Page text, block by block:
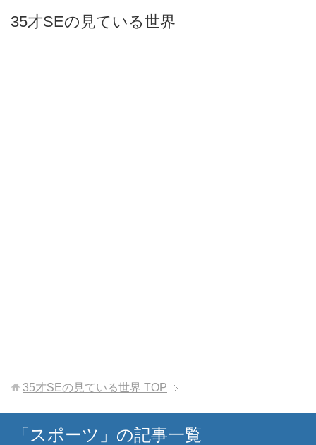
35才SEの見ている世界
35才SEの見ている世界 TOP
「スポーツ」の記事一覧